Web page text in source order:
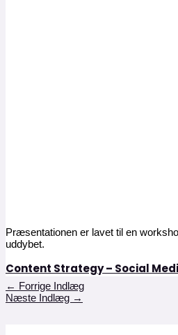
Præsentationen er lavet til en
uddybet.
Content Strategy – Social
← Forrige Indlæg
Næste Indlæg →